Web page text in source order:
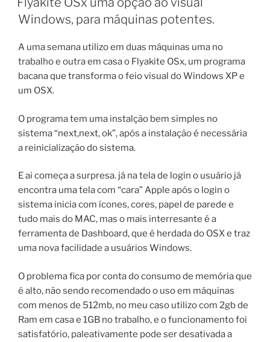
Windows, para máquinas potentes.
A uma semana utilizo em duas máquinas uma no
trabalho e outra em casa o Flyakite OSx, um programa
bacana que transforma o feio visual do Windows XP e
um OSX.
O programa tem uma instalção bem simples no
sistema “next,next, ok”, após a instalação é necessária
a reinicialização do sistema.
E ai começa a surpresa. já na tela de login o usuário já
encontra uma tela com “cara” Apple após o login o
sistema inicia com ícones, cores, papel de parede e
tudo mais do MAC, mas o mais interresante é a
ferramenta de Dashboard, que é herdada do OSX e traz
uma nova facilidade a usuários Windows.
O problema fica por conta do consumo de memória que
é alto, não sendo recomendado o uso em máquinas
com menos de 512mb, no meu caso utilizo com 2gb de
Ram em casa e 1GB no trabalho, e o funcionamento foi
satisfatório, paleativamente pode ser desativada a